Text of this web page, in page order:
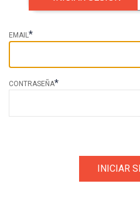
EMAIL*
CONTRASEÑA*